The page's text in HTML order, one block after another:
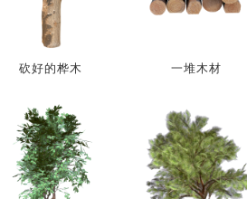
砍好的桦木 一堆木材